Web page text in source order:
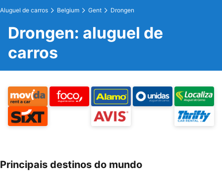
Aluguel de carros Belgium Gent Drongen
Drongen: aluguel de
carros
Principais destinos do mundo